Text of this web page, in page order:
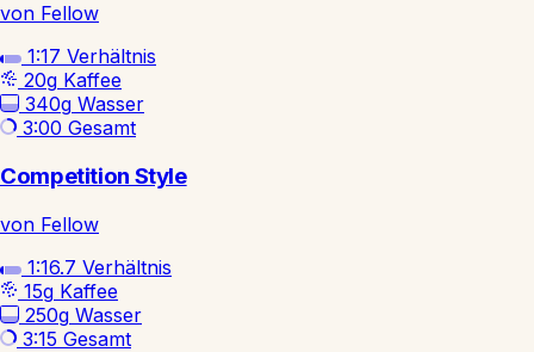
von Fellow
1:17 Verhältnis
20g Kaffee
340g Wasser
3:00 Gesamt
Competition Style
von Fellow
1:16.7 Verhältnis
15g Kaffee
250g Wasser
3:15 Gesamt